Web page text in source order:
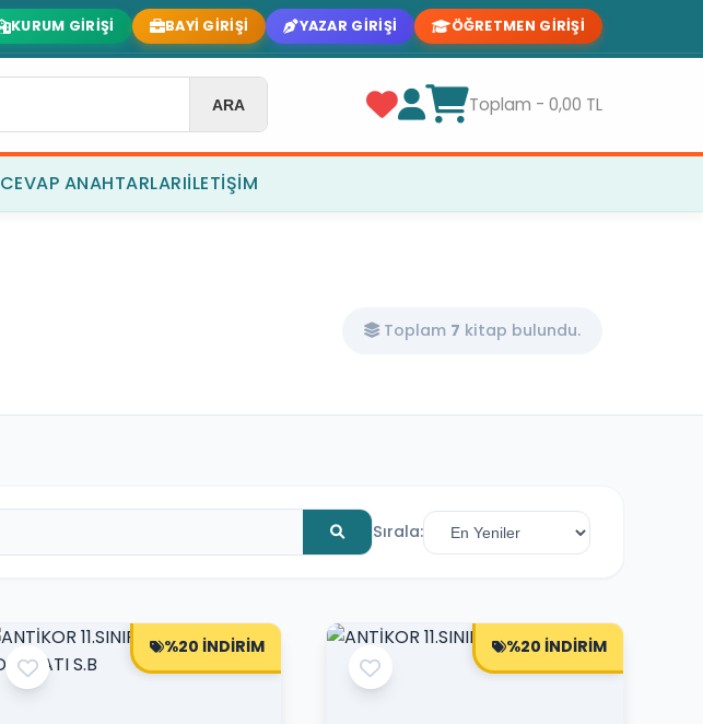
KURUM GIRIŞI BAYI GIRIŞI YAZAR GIRIŞI ÖĞRETMEN GIRIŞI
ARA Toplam - 0,00 TL
CEVAP ANAHTARLARIİLETIŞIM
Toplam 7 kitap bulundu.
Sırala:
%20 İNDİRİM %20 İNDİRİM